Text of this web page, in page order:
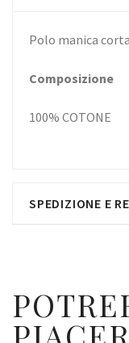
Polo manica
Composizione
100% COTONE
SPEDIZIONE E